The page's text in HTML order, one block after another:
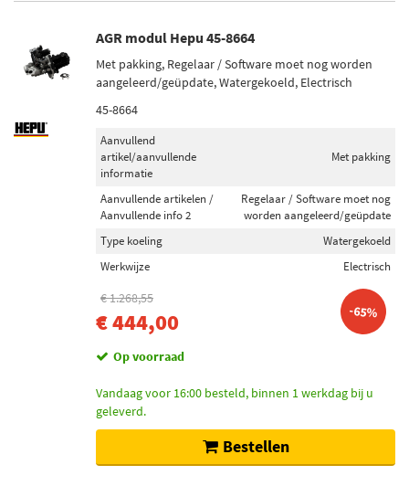
AGR modul Hepu 45-8664
Met pakking, Regelaar / Software moet nog worden
aangeleerd/geüpdate, Watergekoeld, Electrisch
45-8664
Aanvullend
artikel/aanvullende
informatie
Met pakking
Aanvullende artikelen /
Aanvullende info 2
Regelaar / Software moet nog
worden aangeleerd/geüpdate
Type koeling
Watergekoeld
Werkwijze
Electrisch
€ 1.268,55
€ 444,00 -65%
Op voorraad
Vandaag voor 16:00 besteld, binnen 1 werkdag bij u
geleverd.
Bestellen